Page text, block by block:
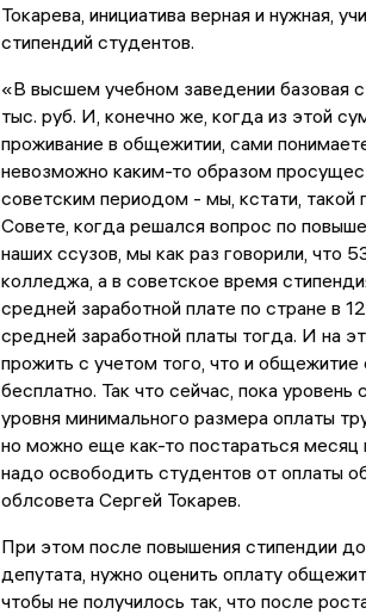
Токарева, инициатива верная и нужная,
стипендий студентов.
«В высшем учебном заведении базовая
тыс. руб. И, конечно же, когда из этой
проживание в общежитии, сами
невозможно каким-то образом
советским периодом - мы, кстати, такой
Совете, когда решался вопрос по
наших ссузов, мы как раз говорили, что
колледжа, а в советское время
средней заработной плате по стране в
средней заработной платы тогда. И на
прожить с учетом того, что и
бесплатно. Так что сейчас, пока
уровня минимального размера оплаты
но можно еще как-то постараться
надо освободить студентов от оплаты
облсовета Сергей Токарев.
При этом после повышения стипендии
депутата, нужно оценить оплату
чтобы не получилось так, что после